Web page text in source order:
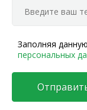
Заполняя
персональных